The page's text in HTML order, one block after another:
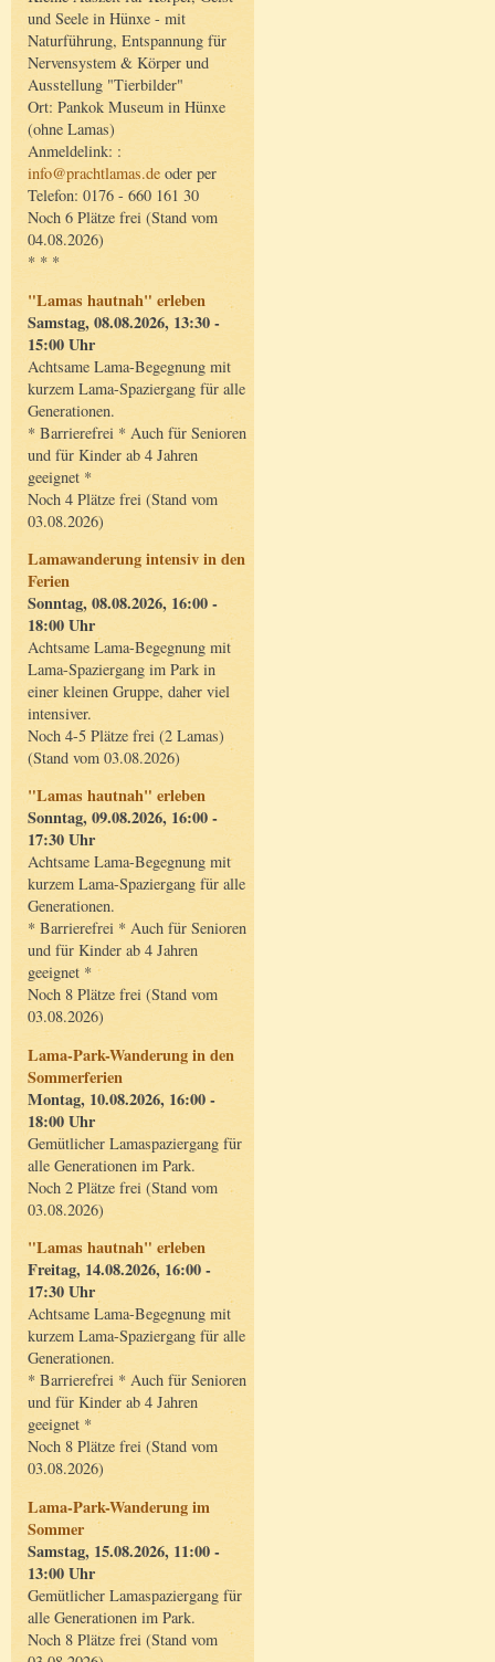
und Seele in Hünxe - mit
Naturführung, Entspannung für
Nervensystem & Körper und
Ausstellung "Tierbilder"
Ort: Pankok Museum in Hünxe
(ohne Lamas)
Anmeldelink: :
info@prachtlamas.de oder per
Telefon: 0176 - 660 161 30
Noch 6 Plätze frei (Stand vom
04.08.2026)
* * *
"Lamas hautnah" erleben
Samstag, 08.08.2026, 13:30 -
15:00 Uhr
Achtsame Lama-Begegnung mit
kurzem Lama-Spaziergang für alle
Generationen.
* Barrierefrei * Auch für Senioren
und für Kinder ab 4 Jahren
geeignet *
Noch 4 Plätze frei (Stand vom
03.08.2026)
Lamawanderung intensiv in den
Ferien
Sonntag, 08.08.2026, 16:00 -
18:00 Uhr
Achtsame Lama-Begegnung mit
Lama-Spaziergang im Park in
einer kleinen Gruppe, daher viel
intensiver.
Noch 4-5 Plätze frei (2 Lamas)
(Stand vom 03.08.2026)
"Lamas hautnah" erleben
Sonntag, 09.08.2026, 16:00 -
17:30 Uhr
Achtsame Lama-Begegnung mit
kurzem Lama-Spaziergang für alle
Generationen.
* Barrierefrei * Auch für Senioren
und für Kinder ab 4 Jahren
geeignet *
Noch 8 Plätze frei (Stand vom
03.08.2026)
Lama-Park-Wanderung in den
Sommerferien
Montag, 10.08.2026, 16:00 -
18:00 Uhr
Gemütlicher Lamaspaziergang für
alle Generationen im Park.
Noch 2 Plätze frei (Stand vom
03.08.2026)
"Lamas hautnah" erleben
Freitag, 14.08.2026, 16:00 -
17:30 Uhr
Achtsame Lama-Begegnung mit
kurzem Lama-Spaziergang für alle
Generationen.
* Barrierefrei * Auch für Senioren
und für Kinder ab 4 Jahren
geeignet *
Noch 8 Plätze frei (Stand vom
03.08.2026)
Lama-Park-Wanderung im
Sommer
Samstag, 15.08.2026, 11:00 -
13:00 Uhr
Gemütlicher Lamaspaziergang für
alle Generationen im Park.
Noch 8 Plätze frei (Stand vom